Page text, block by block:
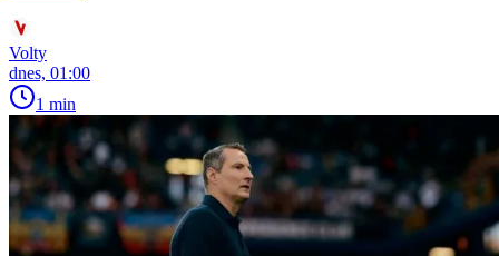
Volty
dnes, 01:00
1 min